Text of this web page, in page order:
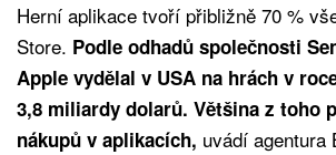
Herní aplikace tvoří přibližně 70 %
Store. Podle odhadů společnosti
Apple vydělal v USA na hrách v
3,8 miliardy dolarů. Většina z toho
nákupů v aplikacích, uvádí agentura